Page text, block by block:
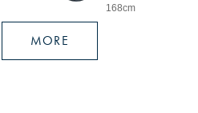
168cm
MORE